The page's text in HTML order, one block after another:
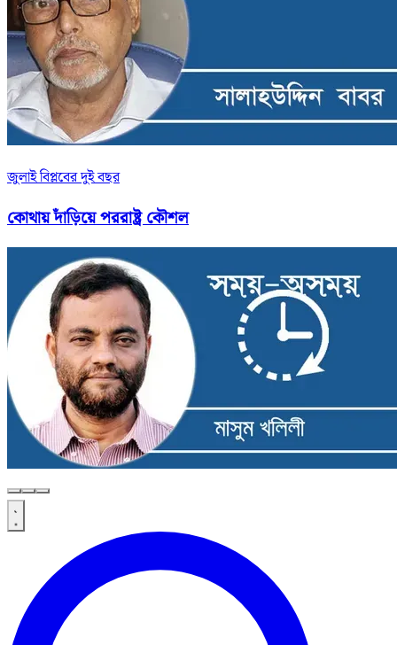
জুলাই বিপ্লবের দুই বছর
কোথায় দাঁড়িয়ে পররাষ্ট্র কৌশল